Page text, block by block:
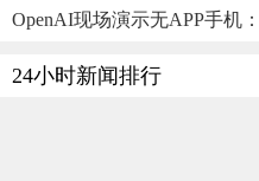
OpenAI现场演示无APP手机
24小时新闻排行